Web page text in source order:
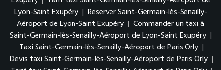
Lyon-Saint Exupéry | Reserver Saint-Germain-lès-Senailly-
Aéroport de Lyon-Saint Exupéry | Commander un taxi à
Saint-Germain-lès-Senailly-Aéroport de Lyon-Saint Exupéry |
Taxi Saint-Germain-lès-Senailly-Aéroport de Paris Orly |
Devis taxi Saint-Germain-lès-Senailly-Aéroport de Paris Orly |